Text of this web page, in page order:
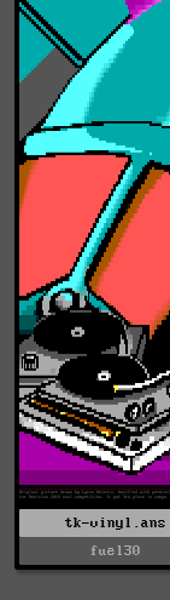
tk-vinyl.ans
fuel30